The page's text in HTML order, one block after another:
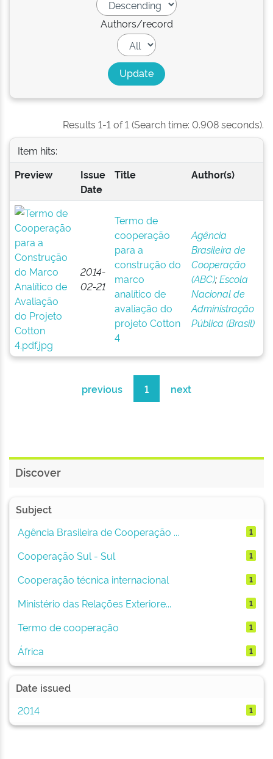
Authors/record
Results 1-1 of 1 (Search time: 0.908 seconds).
Item hits:
Preview
Issue
Date
Title Author(s)
2014-
02-21
Termo de
cooperação
para a
construção do
marco
analítico de
avaliação do
projeto Cotton
4
Agência
Brasileira de
Cooperação
(ABC);Escola
Nacional de
Administração
Pública (Brasil)
previous 1 next
Discover
Subject
Agência Brasileira de Cooperação ...
1
Cooperação Sul - Sul 1
Cooperação técnica internacional 1
Ministério das Relações Exteriore... 1
Termo de cooperação 1
África 1
Date issued
2014
1